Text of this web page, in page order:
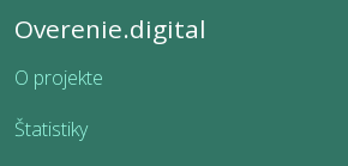
Overenie.digital
O projekte
Štatistiky